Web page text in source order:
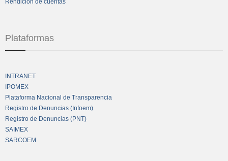
Plataformas
INTRANET
IPOMEX
Plataforma Nacional de Transparencia
Registro de Denuncias (Infoem)
Registro de Denuncias (PNT)
SAIMEX
SARCOEM